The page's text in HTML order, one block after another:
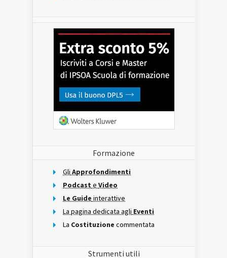
Formazione
Gli Approfondimenti
Podcast e Video
Le Guide interattive
La pagina dedicata agli Eventi
La Costituzione commentata
Strumenti utili